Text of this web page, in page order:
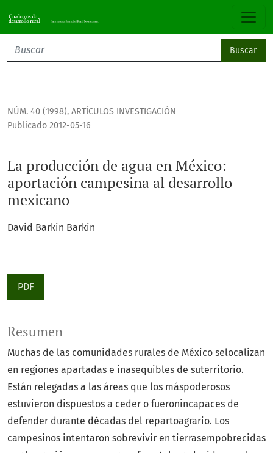
Buscar
NÚM. 40 (1998), ARTÍCULOS INVESTIGACIÓN
La producción de agua en México:
aportación campesina al desarrollo
mexicano
Publicado 2012-05-16
David Barkin Barkin
PDF
Resumen
Muchas de las comunidades rurales de México selocalizan
en regiones apartadas e inasequibles de suterritorio.
Están relegadas a las áreas que los máspoderosos
estuvieron dispuestos a ceder o fueronincapaces de
defender durante décadas del repartoagrario. Los
campesinos intentaron sobrevivir en tierrasempobrecidas